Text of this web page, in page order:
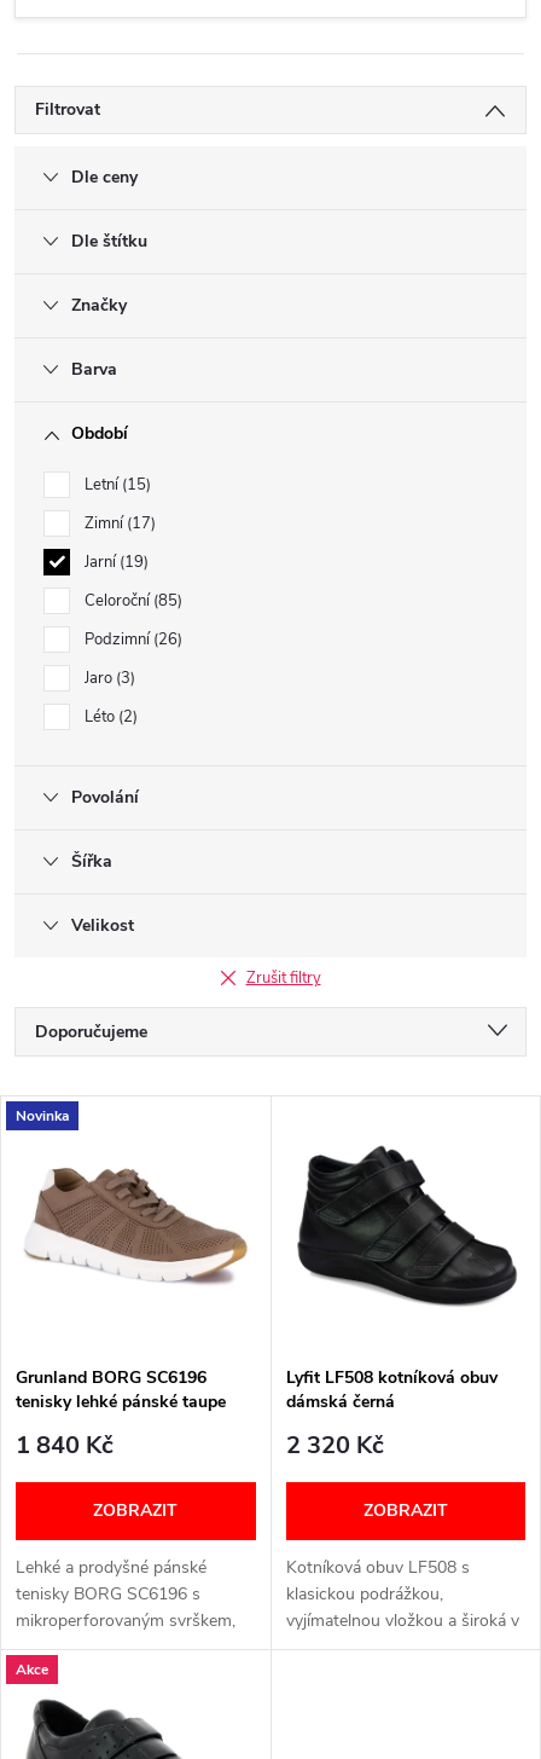
Filtrovat
Dle ceny
Dle štítku
Značky
Barva
Období
Letní 15
Zimní 17
Jarní 19
Celoroční 85
Podzimní 26
Jaro 3
Léto 2
Povolání
Šířka
Velikost
Zrušit filtry
Ř
a
e
n
p
r
d
u
k
Doporučujeme
Nejdražší
Nejprodávanější
Abecedně
V
ý
p
s
p
r
o
d
u
k
Novinka
Grunland BORG SC6196
tenisky lehké pánské taupe
1 840 Kč
ZOBRAZIT
Lehké a prodyšné pánské
tenisky BORG SC6196 s
mikroperforovaným svrškem,
flexibilní podrážkou a
vyjímatelnou stélkou Re-Soft
pro maximální pohodlí při
každém kroku. Šířka: G+...
Lyfit LF508 kotníková obuv
dámská černá
2 320 Kč
ZOBRAZIT
Kotníková obuv LF508 s
klasickou podrážkou,
vyjímatelnou vložkou a široká v
prstech. Video Šířka: H (široký)
Akce